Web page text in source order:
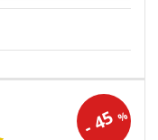
-45%